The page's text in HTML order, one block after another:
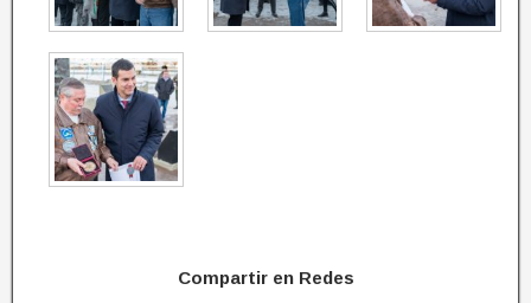
Compartir en Redes